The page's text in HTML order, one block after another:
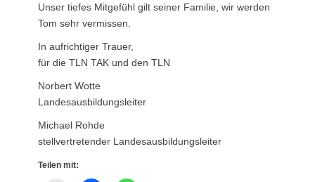
Unser tiefes Mitgefühl gilt seiner Familie, wir werden
Tom sehr vermissen.
In aufrichtiger Trauer,
für die TLN TAK und den TLN
Norbert Wotte
Landesausbildungsleiter
Michael Rohde
stellvertretender Landesausbildungsleiter
Teilen mit: